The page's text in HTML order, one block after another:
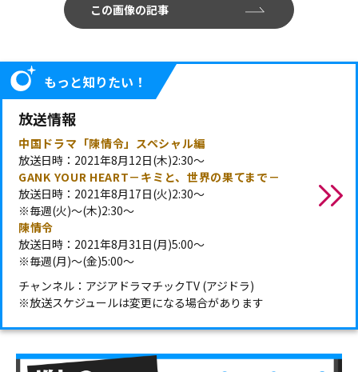
この画像の記事
もっと知りたい！
放送情報
中国ドラマ「陳情令」スペシャル編
放送日時：2021年8月12日(木)2:30～
GANK YOUR HEART－キミと、世界の果てまで－
放送日時：2021年8月17日(火)2:30～
※毎週(火)～(木)2:30～
陳情令
放送日時：2021年8月31日(月)5:00～
※毎週(月)～(金)5:00～
チャンネル：アジアドラマチックTV (アジドラ)
※放送スケジュールは変更になる場合があります